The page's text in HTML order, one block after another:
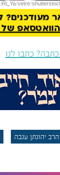
מעודכנים?
של ערוץ
כתבו לנו
הרב יהונתן ענבה